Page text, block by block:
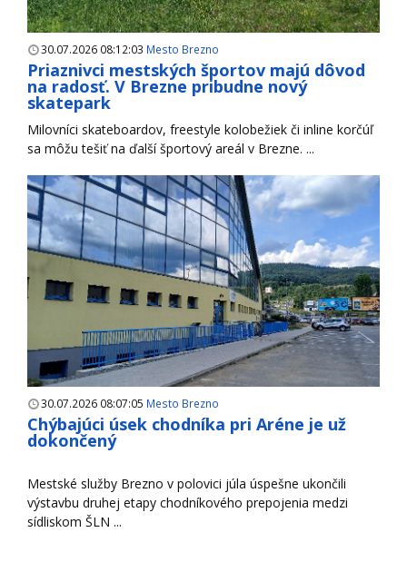
30.07.2026 08:12:03 Mesto Brezno
Priaznivci mestských športov majú dôvod
na radosť. V Brezne pribudne nový
skatepark
Milovníci skateboardov, freestyle kolobežiek či inline korčúľ
sa môžu tešiť na ďalší športový areál v Brezne. ...
30.07.2026 08:07:05 Mesto Brezno
Chýbajúci úsek chodníka pri Aréne je už
dokončený
Mestské služby Brezno v polovici júla úspešne ukončili
výstavbu druhej etapy chodníkového prepojenia medzi
sídliskom ŠLN ...